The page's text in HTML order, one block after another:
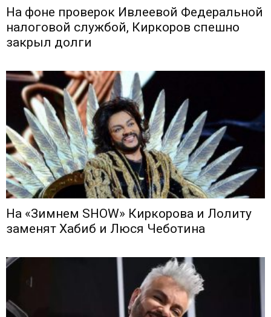
На фоне проверок Ивлеевой Федеральной
налоговой службой, Киркоров спешно
закрыл долги
На «Зимнем SHOW» Киркорова и Лолиту
заменят Хабиб и Люся Чеботина